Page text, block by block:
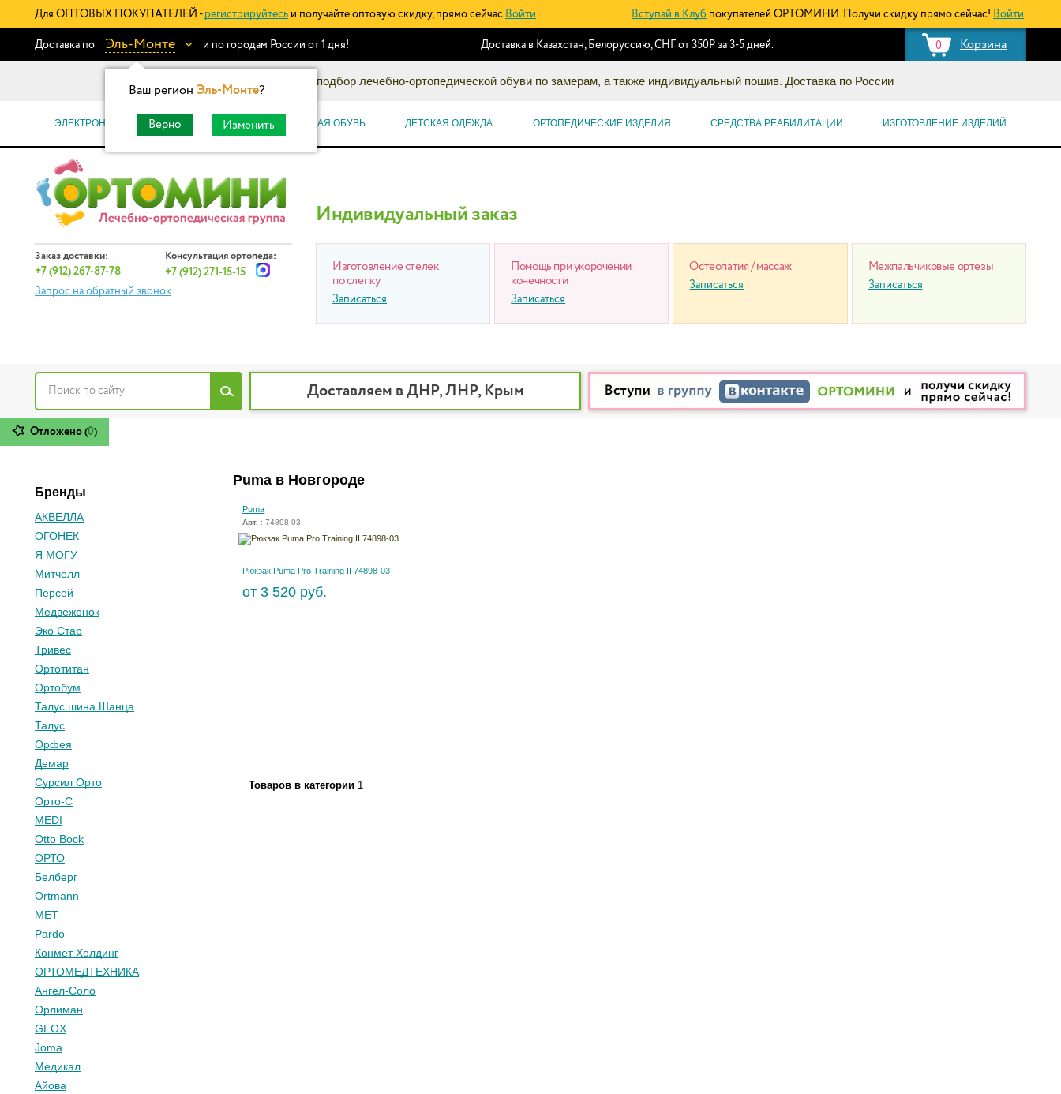
Для ОПТОВЫХ ПОКУПАТЕЛЕЙ - регистрируйтесь и получайте оптовую скидку, прямо сейчас.Войти. Вступай в Клуб покупателей ОРТОМИНИ. Получи скидку прямо сейчас! Войти.
Доставка по Эль-Монте
Ваш регион Эль-Монте?
Верно Изменить
и по городам России от 1 дня! 0 Корзина
Доставка в Казахстан, Белоруссию, СНГ от 350Р за 3-5 дней.
Информационный каталог: подбор лечебно-ортопедической обуви по замерам, а также индивидуальный пошив. Доставка по России
ЭЛЕКТРОННЫЕ СЕРТИФИКАТЫ ОРТОПЕДИЧЕСКАЯ ОБУВЬ ДЕТСКАЯ ОДЕЖДА ОРТОПЕДИЧЕСКИЕ ИЗДЕЛИЯ СРЕДСТВА РЕАБИЛИТАЦИИ ИЗГОТОВЛЕНИЕ ИЗДЕЛИЙ
Заказ доставки:
+7 (912) 267-87-78
Консультация ортопеда:
+7 (912) 271-15-15
Запрос на обратный звонок
Индивидуальный заказ
Изготовление стелек
по слепку
Записаться
Помощь при укорочении
конечности
Записаться
Остеопатия / массаж
Записаться
Межпальчиковые ортезы
Записаться
Доставляем в ДНР, ЛНР, Крым
Отложено (0)
Бренды
АКВЕЛЛА
ОГОНЕК
Я МОГУ
Митчелл
Персей
Медвежонок
Эко Стар
Тривес
Ортотитан
Ортобум
Талус шина Шанца
Талус
Орфея
Демар
Сурсил Орто
Орто-С
MEDI
Otto Bock
ОРТО
Белберг
Ortmann
МЕТ
Pardo
Конмет Холдинг
ОРТОМЕДТЕХНИКА
Ангел-Соло
Орлиман
GEOX
Joma
Медикал
Айова
Puma в Новгороде
Puma
Арт. : 74898-03
Рюкзак Puma Pro Training II 74898-03
от 3 520 руб.
Товаров в категории 1